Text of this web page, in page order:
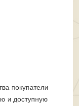
покупатели
и доступную